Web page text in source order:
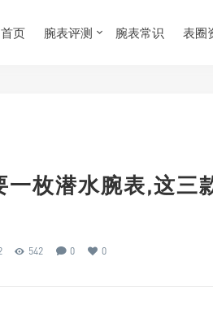
首页 腕表评测 腕表常识 表圈
一枚潜水腕表,这三
542 0 0